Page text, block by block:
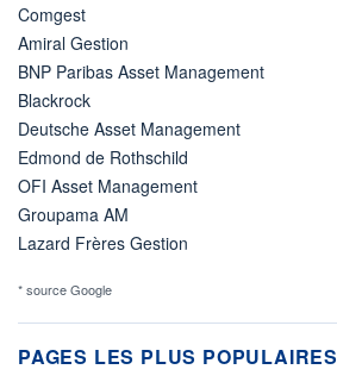
Comgest
Amiral Gestion
BNP Paribas Asset Management
Blackrock
Deutsche Asset Management
Edmond de Rothschild
OFI Asset Management
Groupama AM
Lazard Frères Gestion
* source Google
PAGES LES PLUS POPULAIRES